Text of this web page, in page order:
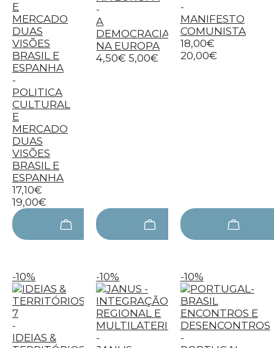
-
POLITICA
CULTURAL
E
MERCADO
DUAS
VISÕES
BRASIL E
ESPANHA
17,10€
19,00€
-
A
DEMOCRACIA
NA EUROPA
4,50€ 5,00€
-
MANIFESTO
COMUNISTA
18,00€
20,00€
-10%
-
IDEIAS &
-10%
-
-10%
-